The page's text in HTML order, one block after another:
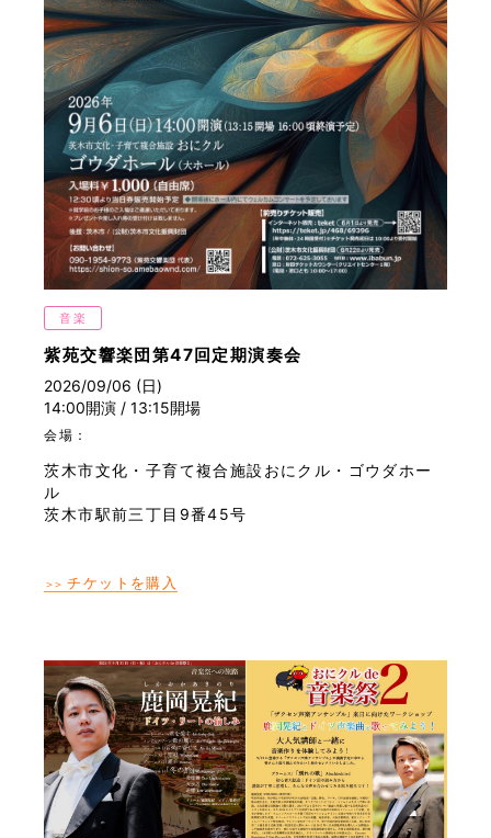
音楽
紫苑交響楽団第47回定期演奏会
2026/09/06 (日)
14:00開演 / 13:15開場
会場：
茨木市文化・子育て複合施設おにクル・ゴウダホー
ル
茨木市駅前三丁目9番45号
＞＞ チケットを購入